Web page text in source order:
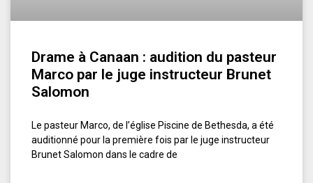
Drame à Canaan : audition du pasteur
Marco par le juge instructeur Brunet
Salomon
Le pasteur Marco, de l’église Piscine de Bethesda, a été
auditionné pour la première fois par le juge instructeur
Brunet Salomon dans le cadre de